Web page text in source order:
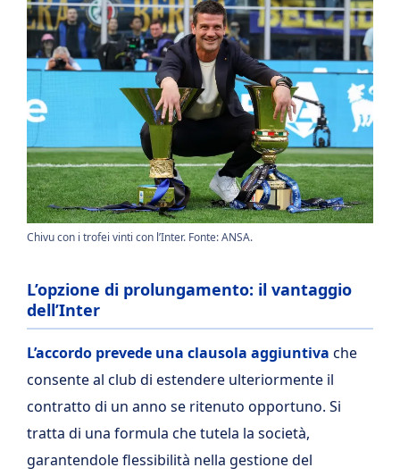
Chivu con i trofei vinti con l’Inter. Fonte: ANSA.
L’opzione di prolungamento: il vantaggio
dell’Inter
L’accordo prevede una clausola aggiuntiva che
consente al club di estendere ulteriormente il
contratto di un anno se ritenuto opportuno. Si
tratta di una formula che tutela la società,
garantendole flessibilità nella gestione del